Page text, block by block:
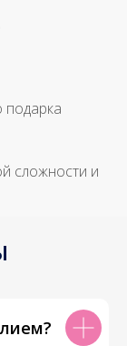
подарка
сложности и